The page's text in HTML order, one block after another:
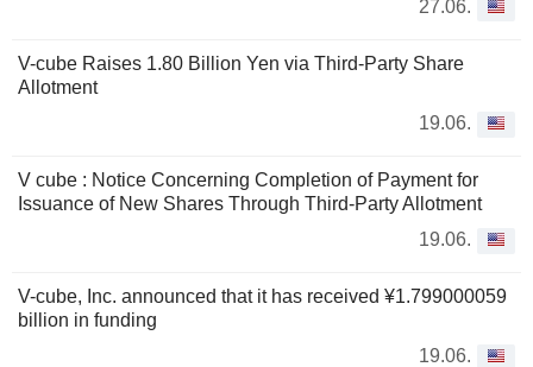
27.06.
V-cube Raises 1.80 Billion Yen via Third-Party Share
Allotment
19.06.
V cube : Notice Concerning Completion of Payment for
Issuance of New Shares Through Third-Party Allotment
19.06.
V-cube, Inc. announced that it has received ¥1.799000059
billion in funding
19.06.